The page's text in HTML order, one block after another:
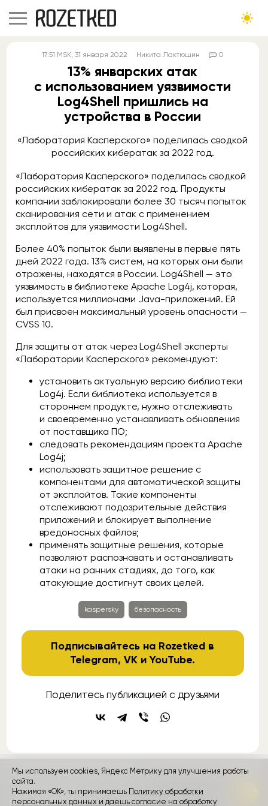
17:51 MSK, 31 января 2022 Никита Лактюшин 0
13% январских атак
с использованием уязвимости
Log4Shell пришлись на
устройства в России
«Лаборатория Касперского» поделилась сводкой
российских кибератак за 2022 год.
«Лаборатория Касперского» поделилась сводкой
российских кибератак за 2022 год. Продукты
компании заблокировали более 30 тысяч попыток
сканирования сети и атак с применением
эксплойтов для уязвимости Log4Shell.
Более 40% попыток были выявлены в первые пять
дней 2022 года. 13% систем, на которых они были
отражены, находятся в России. Log4Shell — это
уязвимость в библиотеке Apache Log4j, которая,
используется миллионами Java-приложений. Ей
был присвоен максимальный уровень опасности —
CVSS 10.
Для защиты от атак через Log4Shell эксперты
«Лаборатории Касперского» рекомендуют:
установить актуальную версию библиотеки
Log4j. Если библиотека используется в
стороннем продукте, нужно отслеживать
и своевременно устанавливать обновления
от поставщика ПО;
следовать рекомендациям проекта Apache
Log4j;
использовать защитное решение с
компонентами для автоматической защиты
от эксплойтов. Такие компоненты
отслеживают подозрительные действия
приложений и блокирует выполнение
вредоносных файлов;
применять защитные решения, которые
позволяют распознавать и останавливать
атаки на ранних стадиях, до того, как
атакующие достигнут своих целей.
kaspersky безопасность
Подписывайтесь на Rozetked в
Telegram,VK иYouTube.
Поделитесь публикацией с друзьями
контакты
Rozetked © 2026
Мы используем cookies, Яндекс Метрику для улучшения работы
сайта.
Нажимая «ОК», ты принимаешь Политику обработки
персональных данных и даешь согласие на обработку